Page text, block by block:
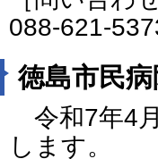
088-621-
徳島市民
令和7年4
します。